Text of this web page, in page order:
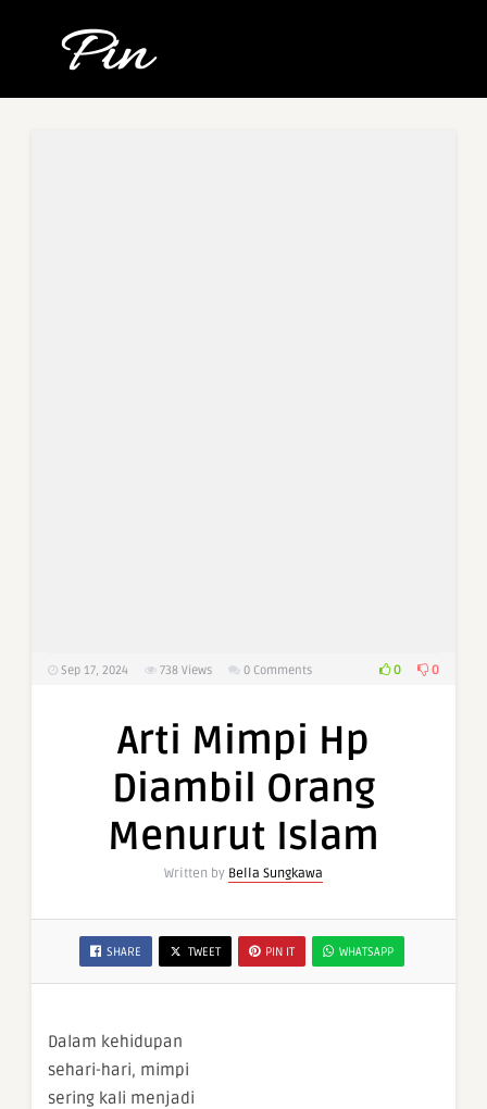
Sep 17, 2024 738 Views 0 Comments 0 0
Arti Mimpi Hp
Diambil Orang
Menurut Islam
Written by Bella Sungkawa
SHARE TWEET PIN IT WHATSAPP
Dalam kehidupan
sehari-hari, mimpi
sering kali menjadi